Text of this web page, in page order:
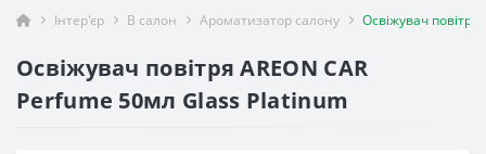
Інтер'єр В салон Ароматизатор салону Освіжувач
Освіжувач повітря AREON CAR
Perfume 50мл Glass Platinum